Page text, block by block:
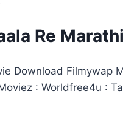
Re
Download Filmywap
: Worldfree4u :